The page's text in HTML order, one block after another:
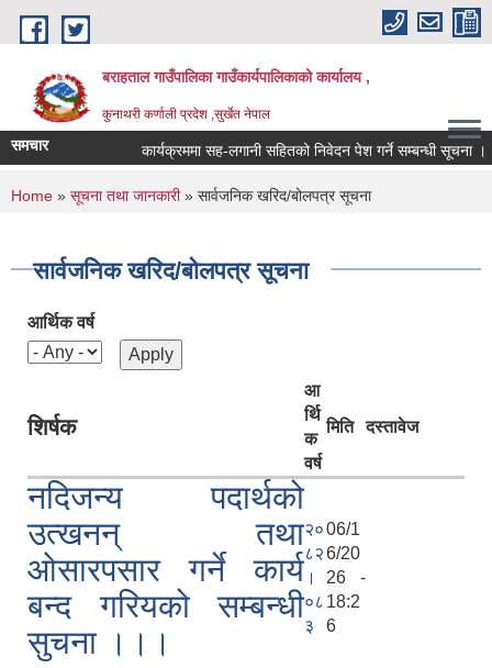
Skip to main content
बराहताल गाउँपालिका गाउँकार्यपालिकाको कार्यालय ,
कुनाथरी कर्णाली प्रदेश ,सुर्खेत नेपाल
समचार कार्यक्रममा सह-लगानी सहितको निवेदन पेश गर्ने सम्बन्धी सूचना ।।।
You are here
Home » सूचना तथा जानकारी» सार्वजनिक खरिद/बोलपत्र सूचना
सार्वजनिक खरिद/बोलपत्र सूचना
आर्थिक वर्ष
शिर्षक
आ
र्थि
क
वर्ष
मिति दस्तावेज
नदिजन्य पदार्थको
उत्खनन् तथा
ओसारपसार गर्ने कार्य
बन्द गरियको सम्बन्धी
सुचना ।।।
२०
८२
।
०८
३
06/1
6/20
26 -
18:2
6